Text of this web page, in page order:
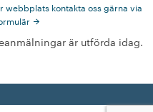
kontakta oss gärna via
är utförda idag.